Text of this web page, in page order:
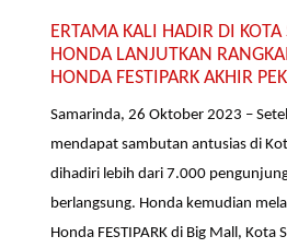
ERTAMA KALI HADIR DI
HONDA LANJUTKAN
HONDA FESTIPARK AKHIR
Samarinda, 26 Oktober 2023 –
mendapat sambutan antusias di
dihadiri lebih dari 7.000
berlangsung. Honda kemudian
Honda FESTIPARK di Big Mall, Kota